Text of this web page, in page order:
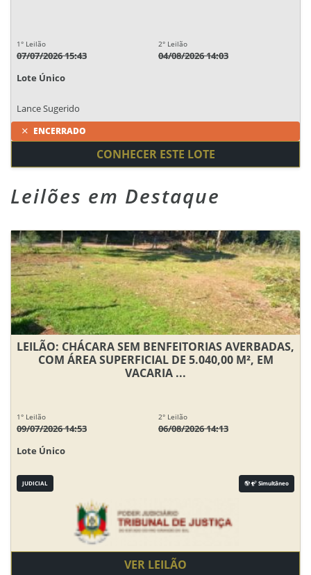
1° Leilão
07/07/2026 15:43
2° Leilão
04/08/2026 14:03
Lote Único
Lance Sugerido
ENCERRADO
CONHECER ESTE LOTE
Leilões em Destaque
LEILÃO: CHÁCARA SEM BENFEITORIAS AVERBADAS,
COM ÁREA SUPERFICIAL DE 5.040,00 M², EM
VACARIA ...
1° Leilão
09/07/2026 14:53
2° Leilão
06/08/2026 14:13
Lote Único
JUDICIAL Simultâneo
VER LEILÃO